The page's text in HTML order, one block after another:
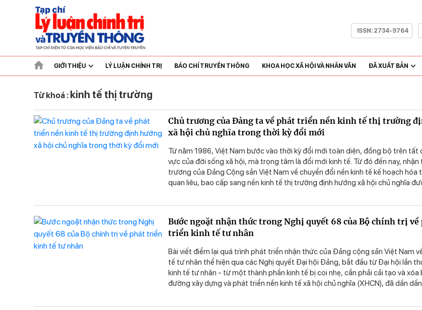
ISSN: 2734-9764
GIỚI THIỆU LÝ LUẬN CHÍNH TRỊ BÁO CHÍ TRUYỀN THÔNG KHOA HỌC XÃ HỘI VÀ NHÂN VĂN ĐÃ XUẤT BẢN
Từ khoá : kinh tế thị trường
Chủ trương của Đảng ta về phát triển nền kinh tế thị trường
xã hội chủ nghĩa trong thời kỳ đổi mới
Từ năm 1986, Việt Nam bước vào thời kỳ đổi mới toàn diện, đồng bộ trên tất
vực của đời sống xã hội, mà trọng tâm là đổi mới kinh tế. Từ đó đến nay, nhận
trương của Đảng Cộng sản Việt Nam về chuyển đổi nền kinh tế kế hoạch hóa
quan liêu, bao cấp sang nền kinh tế thị trường định hướng xã hội chủ nghĩa
“hoàn thiện toàn diện, đồng bộ thể chế, phát triển kinh tế thị trường định
chủ nghĩa” nhằm đưa nền kinh tế Việt Nam đạt tốc độ tăng trưởng nhanh, bền
hướng tới mục tiêu “dân giàu, nước mạnh, dân chủ, công bằng, văn minh”. Bài
cứu quá trình phát triển nhận thức và chủ trương xây dựng, phát triển nền kinh
trường định hướng xã hội chủ nghĩa của Đảng từ khi bước vào thời kỳ đổi mới
Bước ngoặt nhận thức trong Nghị quyết 68 của Bộ chính trị về
triển kinh tế tư nhân
Bài viết điểm lại quá trình phát triển nhận thức của Đảng cộng sản Việt Nam
tế tư nhân thể hiện qua các Nghị quyết Đại hội Đảng, bắt đầu từ Đại hội lần
kinh tế tư nhân - từ một thành phần kinh tế bị coi nhẹ, cần phải cải tạo và
đường xây dựng và phát triển nền kinh tế xã hội chủ nghĩa (XHCN), đã dần
hướng XHCN ở Việt Nam. Đỉnh cao của sự phát triển nhận thức, cũng đồng